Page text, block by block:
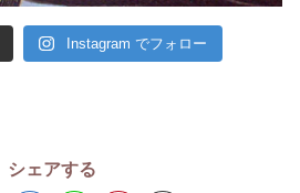
Instagram でフォロー
シェアする